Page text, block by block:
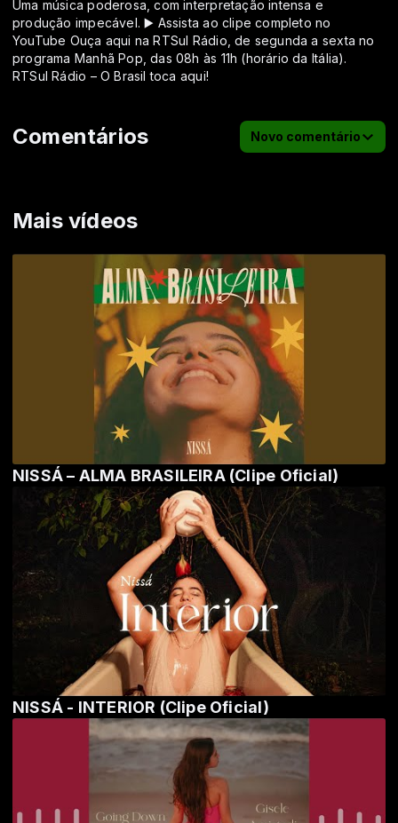
Mais vídeos
NISSÁ – ALMA BRASILEIRA (Clipe Oficial)
NISSÁ - INTERIOR (Clipe Oficial)
Uma música poderosa, com interpretação intensa e
produção impecável. ▶️ Assista ao clipe completo no
YouTube Ouça aqui na RTSul Rádio, de segunda a sexta no
programa Manhã Pop, das 08h às 11h (horário da Itália).
RTSul Rádio – O Brasil toca aqui!
Comentários Novo comentário